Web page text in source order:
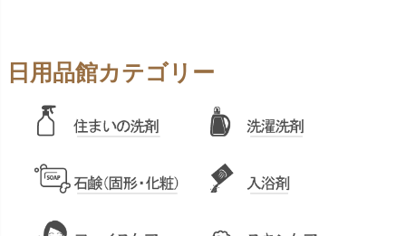
日用品館カテゴリー